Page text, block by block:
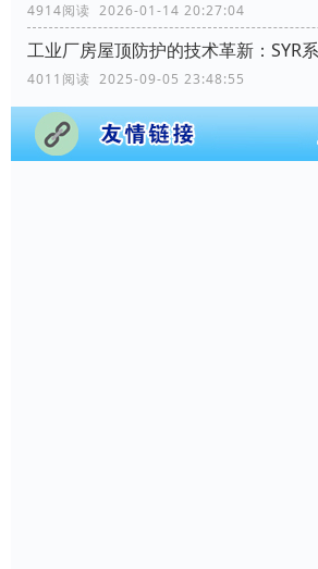
4914阅读 2026-01-14 20:27:04
4011阅读 2025-09-05 23:48:55